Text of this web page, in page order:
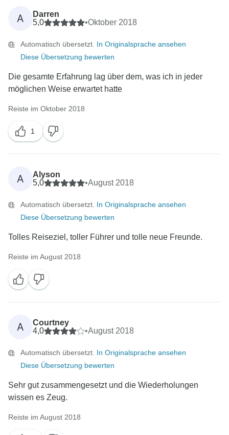
A
Darren
5,0
•Oktober 2018
Automatisch übersetzt. In Originalsprache ansehen
Diese Übersetzung bewerten
Die gesamte Erfahrung lag über dem, was ich in jeder
möglichen Weise erwartet hatte
Reiste im Oktober 2018
1
A
Alyson
5,0
•August 2018
Automatisch übersetzt. In Originalsprache ansehen
Diese Übersetzung bewerten
Tolles Reiseziel, toller Führer und tolle neue Freunde.
Reiste im August 2018
A
Courtney
4,0
•August 2018
Automatisch übersetzt. In Originalsprache ansehen
Diese Übersetzung bewerten
Sehr gut zusammengesetzt und die Wiederholungen
wissen es Zeug.
Reiste im August 2018